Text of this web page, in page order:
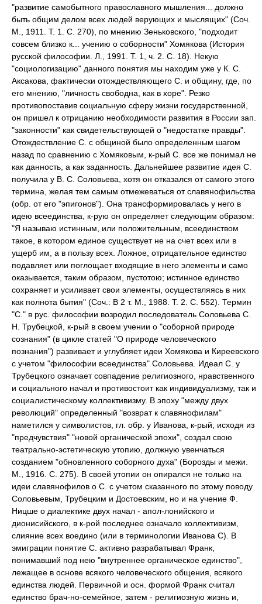
"развитие самобытного православного мышления... должно
быть общим делом всех людей верующих и мыслящих" (Соч.
М., 1911. Т. 1. С. 270), по мнению Зеньковского, "подходит
совсем близко к... учению о соборности" Хомякова (История
русской философии. Л., 1991. Т. 1, ч. 2. С. 18). Некую
"социологизацию" данного понятия мы находим уже у К. С.
Аксакова, фактически отождествляющего С. и общину, где, по
его мнению, "личность свободна, как в хоре". Резко
противопоставив социальную сферу жизни государственной,
он пришел к отрицанию необходимости развития в России зап.
"законности" как свидетельствующей о "недостатке правды".
Отождествление С. с общиной было определенным шагом
назад по сравнению с Хомяковым, к-рый С. все же понимал не
как данность, а как заданность. Дальнейшее развитие идея С.
получила у В. С. Соловьева, хотя он отказался от самого этого
термина, желая тем самым отмежеваться от славянофильства
(обр. от его "эпигонов"). Она трансформировалась у него в
идею всеединства, к-рую он определяет следующим образом:
"Я называю истинным, или положительным, всеединством
такое, в котором единое существует не на счет всех или в
ущерб им, а в пользу всех. Ложное, отрицательное единство
подавляет или поглощает входящие в него элементы и само
оказывается, таким образом, пустотою; истинное единство
сохраняет и усиливает свои элементы, осуществляясь в них
как полнота бытия" (Соч.: В 2 т. М., 1988. Т. 2. С. 552). Термин
"С." в рус. философии возродил последователь Соловьева С.
Н. Трубецкой, к-рый в своем учении о "соборной природе
сознания" (в цикле статей "О природе человеческого
познания") развивает и углубляет идеи Хомякова и Киреевского
с учетом "философии всеединства" Соловьева. Идеал С. у
Трубецкого означает совпадение религиозного, нравственного
и социального начал и противостоит как индивидуализму, так и
социалистическому коллективизму. В эпоху "между двух
революций" определенный "возврат к славянофилам"
наметился у символистов, гл. обр. у Иванова, к-рый, исходя из
"предчувствия" "новой органической эпохи", создал свою
театрально-эстетическую утопию, должную увенчаться
созданием "обновленного соборного духа" (Борозды и межи.
М., 1916. С. 275). В своей утопии он опирался не только на
идеи славянофилов о С. с учетом сказанного по этому поводу
Соловьевым, Трубецким и Достоевским, но и на учение Ф.
Ницше о диалектике двух начал - апол-лонийского и
дионисийского, в к-рой последнее означало коллективизм,
слияние всех воедино (или в терминологии Иванова С). В
эмиграции понятие С. активно разрабатывал Франк,
понимавший под нею "внутреннее органическое единство",
лежащее в основе всякого человеческого общения, всякого
единства людей. Первичной и осн. формой Франк считал
единство брач-но-семейное, затем - религиозную жизнь и,